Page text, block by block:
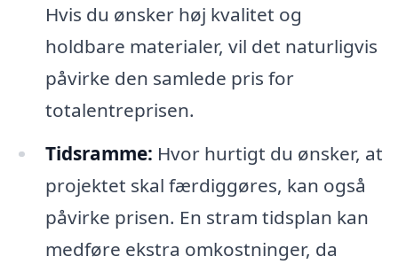
Hvis du ønsker høj kvalitet og
holdbare materialer, vil det naturligvis
påvirke den samlede pris for
totalentreprisen.
Tidsramme: Hvor hurtigt du ønsker, at
projektet skal færdiggøres, kan også
påvirke prisen. En stram tidsplan kan
medføre ekstra omkostninger, da